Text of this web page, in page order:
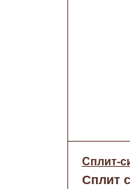
Сплит-
Сплит